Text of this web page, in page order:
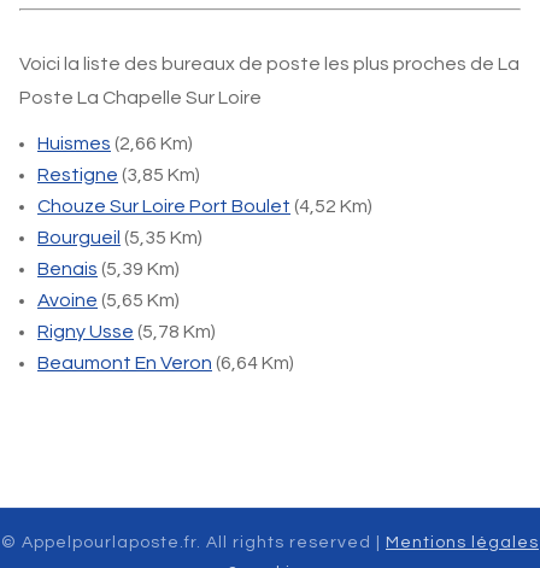
Voici la liste des bureaux de poste les plus proches de La
Poste La Chapelle Sur Loire
Huismes (2,66 Km)
Restigne (3,85 Km)
Chouze Sur Loire Port Boulet (4,52 Km)
Bourgueil (5,35 Km)
Benais (5,39 Km)
Avoine (5,65 Km)
Rigny Usse (5,78 Km)
Beaumont En Veron (6,64 Km)
© Appelpourlaposte.fr. All rights reserved |
Mentions légales